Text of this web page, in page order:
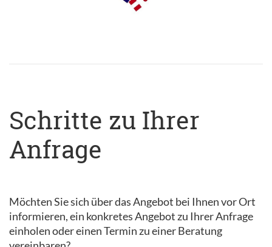
Schritte zu Ihrer
Anfrage
Möchten Sie sich über das Angebot bei Ihnen vor Ort
informieren, ein konkretes Angebot zu Ihrer Anfrage
einholen oder einen Termin zu einer Beratung